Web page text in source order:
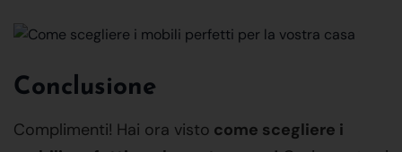
Conclusione
Complimenti! Hai ora visto come scegliere i